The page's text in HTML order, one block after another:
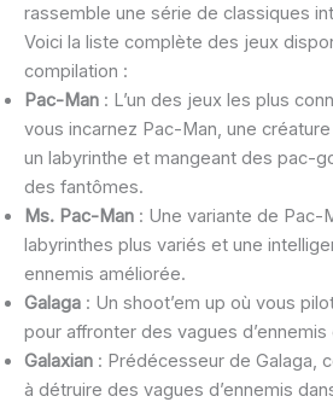
rassemble une série de classiques
Voici la liste complète des jeux
compilation :
Pac-Man : L’un des jeux les plus
vous incarnez Pac-Man, une
un labyrinthe et mangeant des pac-
des fantômes.
Ms. Pac-Man : Une variante de Pac-
labyrinthes plus variés et une
ennemis améliorée.
Galaga : Un shoot’em up où vous
pour affronter des vagues
Galaxian : Prédécesseur de Galaga,
à détruire des vagues d’ennemis